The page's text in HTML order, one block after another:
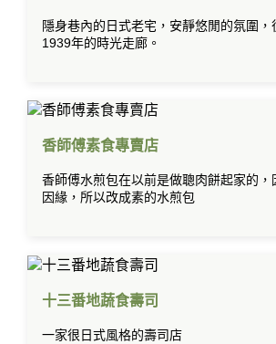
隱身巷內的日式老宅，安靜悠閒的氛圍，
1939年的時光走廊。
香師傅素食專賣店
香師傅水煎包在以前是做聰肉餅起家的，
因緣，所以改成素的水煎包
十三番地蔬食壽司
一家很日式風格的壽司店